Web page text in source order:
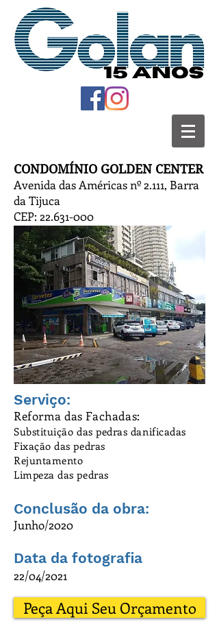
CONDOMÍNIO GOLDEN CENTER
Avenida das Américas nº 2.111, Barra
da Tijuca
CEP: 22.631-000
Serviço:
Reforma das Fachadas:
Substituição das pedras danificadas
Fixação das pedras
Rejuntamento
Limpeza das pedras
Conclusão da obra:
Junho/2020
Data da fotografia
22/04/2021
Peça Aqui Seu Orçamento